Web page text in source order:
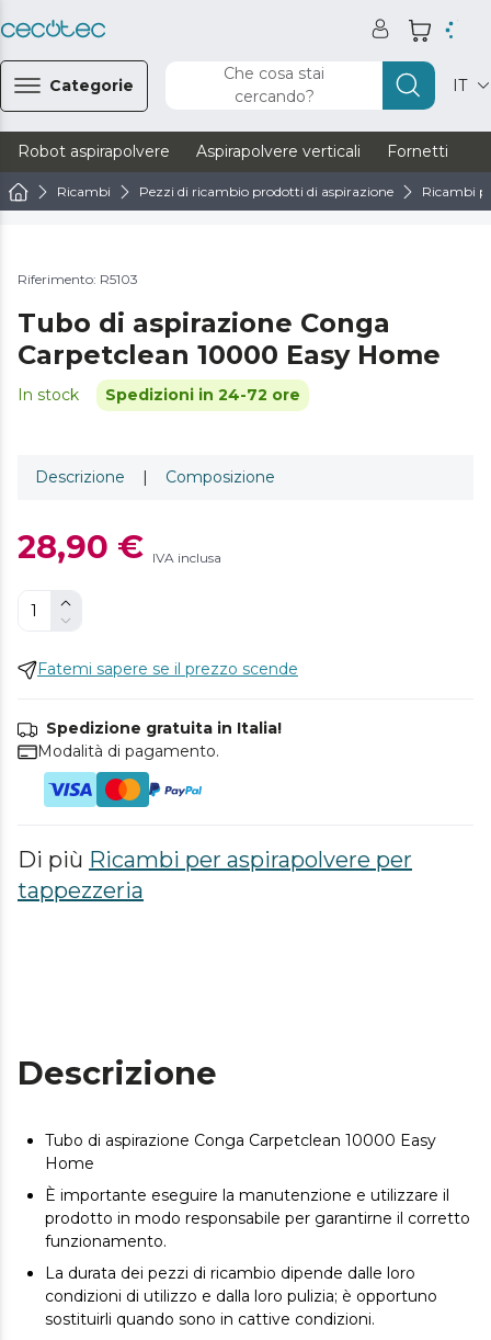
Categorie
Che cosa stai
cercando?
IT
Robot aspirapolvere Aspirapolvere verticali Fornetti
Ricambi Pezzi di ricambio prodotti di aspirazione Ricambi
Riferimento: R5103
Tubo di aspirazione Conga
Carpetclean 10000 Easy Home
In stock Spedizioni in 24-72 ore
Descrizione | Composizione
28,90 € IVA inclusa
Fatemi sapere se il prezzo scende
Spedizione gratuita in Italia!
Modalità di pagamento.
Di più Ricambi per aspirapolvere per
tappezzeria
Descrizione
Tubo di aspirazione Conga Carpetclean 10000 Easy
Home
È importante eseguire la manutenzione e utilizzare il
prodotto in modo responsabile per garantirne il corretto
funzionamento.
La durata dei pezzi di ricambio dipende dalle loro
condizioni di utilizzo e dalla loro pulizia; è opportuno
sostituirli quando sono in cattive condizioni.